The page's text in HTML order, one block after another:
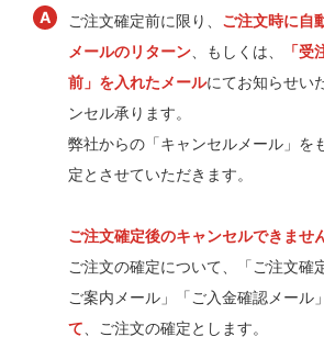
ご注文確定前に限り、 ご注文時に自
メールのリターン 、もしくは、
「
前」を入れたメールにてお知らせい
ンセル承ります。
弊社からの「キャンセルメール」を
定とさせていただきます。
ご注文確定後のキャンセルできません
ご注文の確定について、「ご注文確
ご案内メール」「ご入金確認メール
て 、ご注文の確定とします。